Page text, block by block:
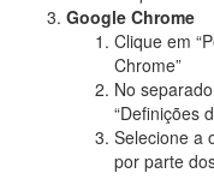
Google Chrome
Clique em
Chrome”
No
“Definições
Selecione a
por parte